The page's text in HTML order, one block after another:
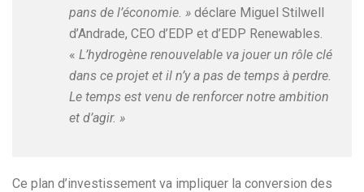
pans de l’économie. » déclare Miguel Stilwell
d’Andrade, CEO d’EDP et d’EDP Renewables.
« L’hydrogène renouvelable va jouer un rôle clé
dans ce projet et il n’y a pas de temps à perdre.
Le temps est venu de renforcer notre ambition
et d’agir. »
Ce plan d’investissement va impliquer la conversion des